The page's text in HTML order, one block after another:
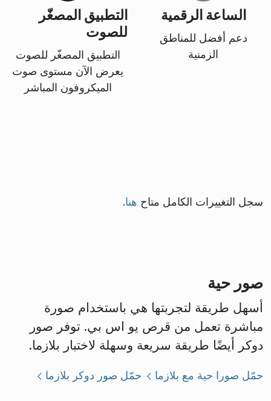
الساعة الرقمية
دعم أفضل للمناطق
الزمنية
التطبيق المصغّر
للصوت
التطبيق المصغّر للصوت
يعرض الآن مستوى صوت
الميكروفون المباشر
سجل التغييرات الكامل متاح هنا.
صور حية
أسهل طريقة لتجربتها هي باستخدام صورة
مباشرة تعمل من قرص يو اس بي. توفر صور
دوكر أيضًا طريقة سريعة وسهلة لاختبار بلازما.
حمّل صورا حية مع بلازما حمّل صور دوكر بلازما